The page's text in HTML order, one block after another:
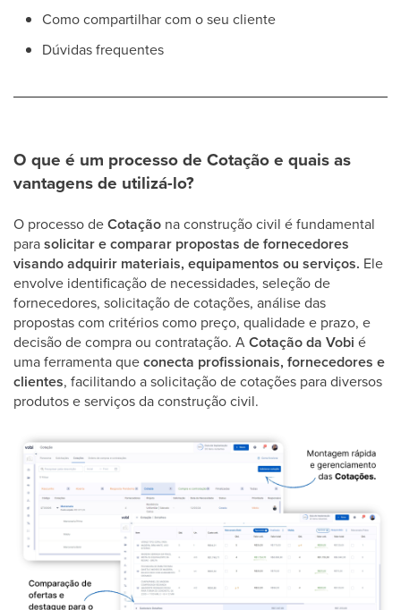
Como compartilhar com o seu cliente
Dúvidas frequentes
O que é um processo de Cotação e quais as
vantagens de utilizá-lo?
O processo deCotação na construção civil é fundamental
parasolicitar e comparar propostas de fornecedores
visando adquirir materiais, equipamentos ou serviços. Ele
envolve identificação de necessidades, seleção de
fornecedores, solicitação de cotações, análise das
propostas com critérios como preço, qualidade e prazo, e
decisão de compra ou contratação. ACotação da Vobi é
uma ferramenta queconecta profissionais, fornecedores e
clientes, facilitando a solicitação de cotações para diversos
produtos e serviços da construção civil.